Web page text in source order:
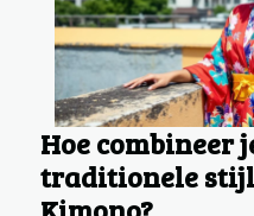
Hoe combineer
traditionele